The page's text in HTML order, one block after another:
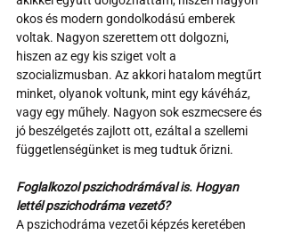
okos és modern gondolkodású emberek
voltak. Nagyon szerettem ott dolgozni,
hiszen az egy kis sziget volt a
szocializmusban. Az akkori hatalom megtűrt
minket, olyanok voltunk, mint egy kávéház,
vagy egy műhely. Nagyon sok eszmecsere és
jó beszélgetés zajlott ott, ezáltal a szellemi
függetlenségünket is meg tudtuk őrizni.
Foglalkozol pszichodrámával is. Hogyan
lettél pszichodráma vezető?
A pszichodráma vezetői képzés keretében